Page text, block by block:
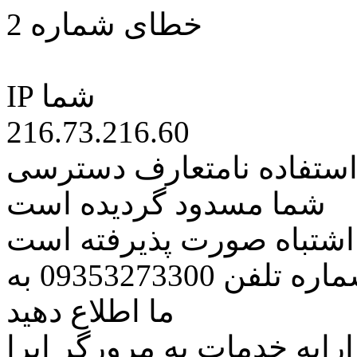
خطای شماره 2
IP شما
216.73.216.60
نامتعارف دسترسی
شما مسدود گردیده است
اشتباه صورت پذیرفته است
مراتب این مسئله را از طریق شماره تلفن 09353273300 به
ما اطلاع دهید
خدمات به مرورگر اپرا